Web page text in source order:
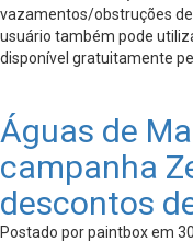
vazamentos/obstruções
usuário também pode
disponível gratuitamente
Águas de
campanha
descontos
Postado por paintbox em